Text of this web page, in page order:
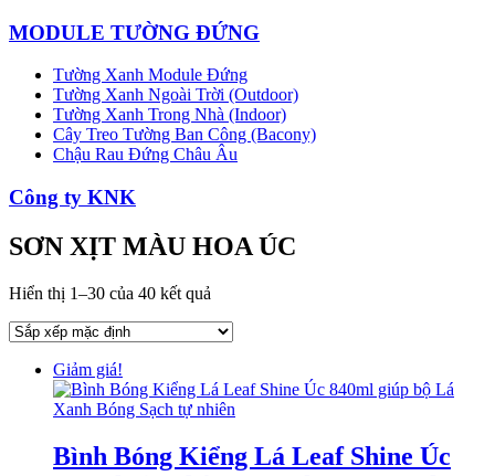
MODULE TƯỜNG ĐỨNG
Tường Xanh Module Đứng
Tường Xanh Ngoài Trời (Outdoor)
Tường Xanh Trong Nhà (Indoor)
Cây Treo Tường Ban Công (Bacony)
Chậu Rau Đứng Châu Âu
Công ty KNK
SƠN XỊT MÀU HOA ÚC
Hiển thị 1–30 của 40 kết quả
Giảm giá!
Bình Bóng Kiểng Lá Leaf Shine Úc